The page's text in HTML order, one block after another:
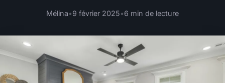
Mélina•9 février 2025•6 min de lecture